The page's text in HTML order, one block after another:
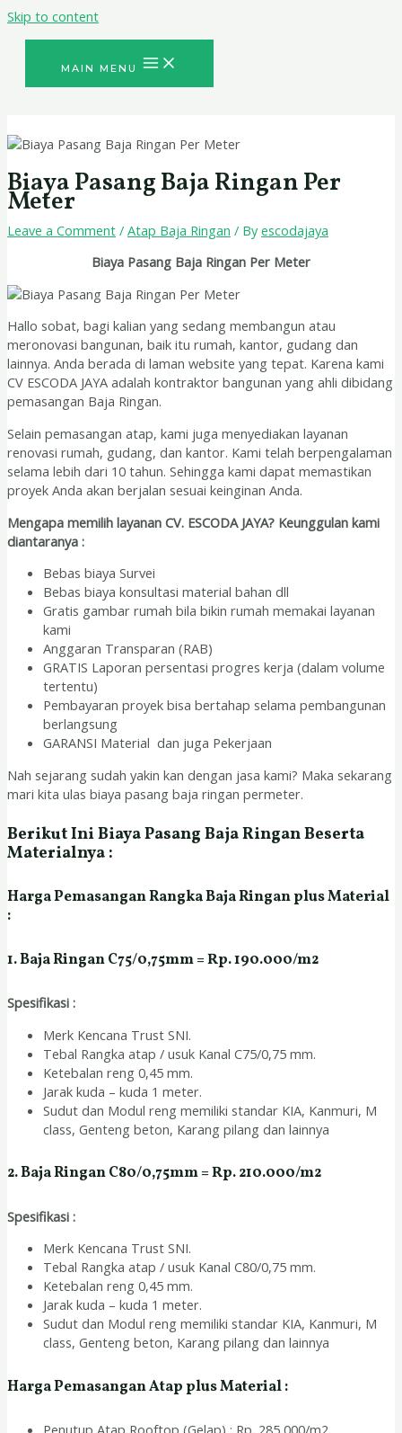
Skip to content
MAIN MENU
Biaya Pasang Baja Ringan Per
Meter
Leave a Comment / Atap Baja Ringan / Byescodajaya
Biaya Pasang Baja Ringan Per Meter
Hallo sobat, bagi kalian yang sedang membangun atau
meronovasi bangunan, baik itu rumah, kantor, gudang dan
lainnya. Anda berada di laman website yang tepat. Karena kami
CV ESCODA JAYA adalah kontraktor bangunan yang ahli dibidang
pemasangan Baja Ringan.
Selain pemasangan atap, kami juga menyediakan layanan
renovasi rumah, gudang, dan kantor. Kami telah berpengalaman
selama lebih dari 10 tahun. Sehingga kami dapat memastikan
proyek Anda akan berjalan sesuai keinginan Anda.
Mengapa memilih layanan CV. ESCODA JAYA? Keunggulan kami
diantaranya :
Bebas biaya Survei
Bebas biaya konsultasi material bahan dll
Gratis gambar rumah bila bikin rumah memakai layanan
kami
Anggaran Transparan (RAB)
GRATIS Laporan persentasi progres kerja (dalam volume
tertentu)
Pembayaran proyek bisa bertahap selama pembangunan
berlangsung
GARANSI Material dan juga Pekerjaan
Nah sejarang sudah yakin kan dengan jasa kami? Maka sekarang
mari kita ulas biaya pasang baja ringan permeter.
Berikut Ini Biaya Pasang Baja Ringan Beserta
Materialnya :
Harga Pemasangan Rangka Baja Ringan plus Material
:
1. Baja Ringan C75/0,75mm = Rp. 190.000/m2
Spesifikasi :
Merk Kencana Trust SNI.
Tebal Rangka atap / usuk Kanal C75/0,75 mm.
Ketebalan reng 0,45 mm.
Jarak kuda – kuda 1 meter.
Sudut dan Modul reng memiliki standar KIA, Kanmuri, M
class, Genteng beton, Karang pilang dan lainnya
2. Baja Ringan C80/0,75mm = Rp. 210.000/m2
Spesifikasi :
Merk Kencana Trust SNI.
Tebal Rangka atap / usuk Kanal C80/0,75 mm.
Ketebalan reng 0,45 mm.
Jarak kuda – kuda 1 meter.
Sudut dan Modul reng memiliki standar KIA, Kanmuri, M
class, Genteng beton, Karang pilang dan lainnya
Harga Pemasangan Atap plus Material :